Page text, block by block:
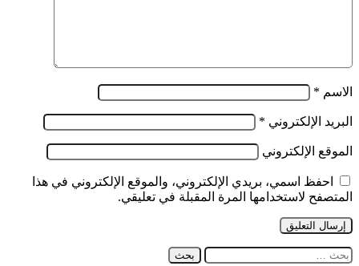
الاسم *
البريد الإلكتروني *
الموقع الإلكتروني
احفظ اسمي، بريدي الإلكتروني، والموقع الإلكتروني في هذا
المتصفح لاستخدامها المرة المقبلة في تعليقي.
البحث